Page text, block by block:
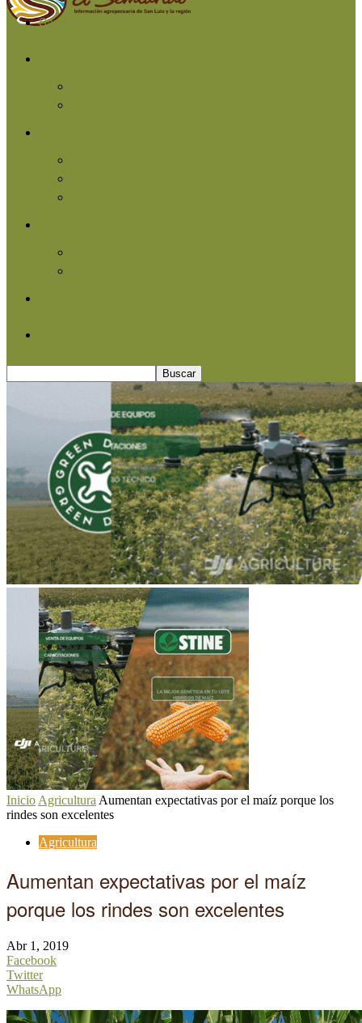
San Luis
Inicio Agricultura Aumentan expectativas por el maíz porque los
rindes son excelentes
Agricultura
Aumentan expectativas por el maíz
porque los rindes son excelentes
Abr 1, 2019
Facebook
Twitter
WhatsApp